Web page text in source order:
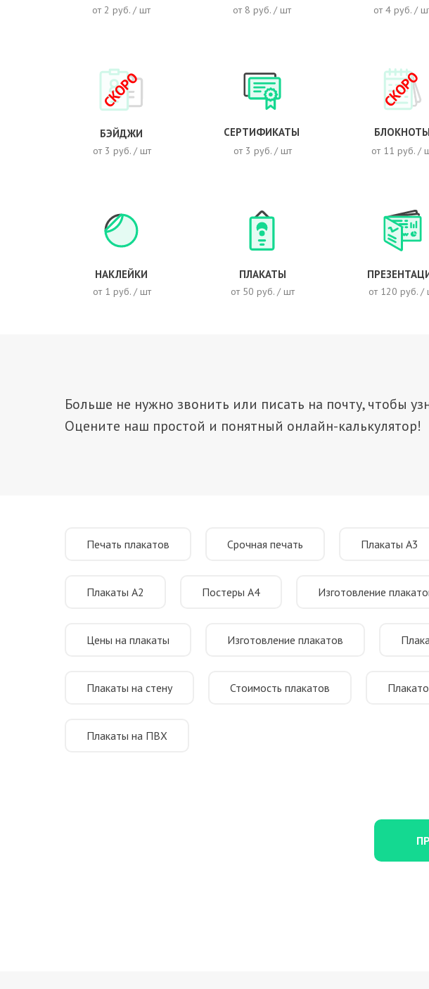
от 3 руб. / шт
БЭЙДЖИ
от 3 руб. / шт
СЕРТИФИКАТЫ
от 11 руб. /
БЛОКНОТЫ
от 120 руб. /
от 50 руб. / шт
ПЛАКАТЫ
от 1 руб. / шт
НАКЛЕЙКИ
от 4 руб. /
от 8 руб. / шт
от 2 руб. / шт
СКОРО СКОРО
Больше не нужно звонить или писать на почту, чтобы
Оцените наш простой и понятный онлайн-калькулятор!
Печать плакатов Срочная печать Плакаты А3
Плакаты А2 Постеры А4 Изготовление
Цены на плакаты Изготовление плакатов
Плакаты на стену Стоимость плакатов
Плакаты на ПВХ